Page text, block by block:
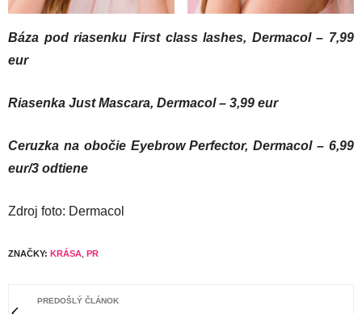
Báza pod riasenku First class lashes, Dermacol – 7,99
eur
Riasenka Just Mascara, Dermacol – 3,99 eur
Ceruzka na obočie Eyebrow Perfector, Dermacol – 6,99
eur/3 odtiene
Zdroj foto: Dermacol
ZNAČKY: KRÁSA PR
PREDOŠLÝ ČLÁNOK